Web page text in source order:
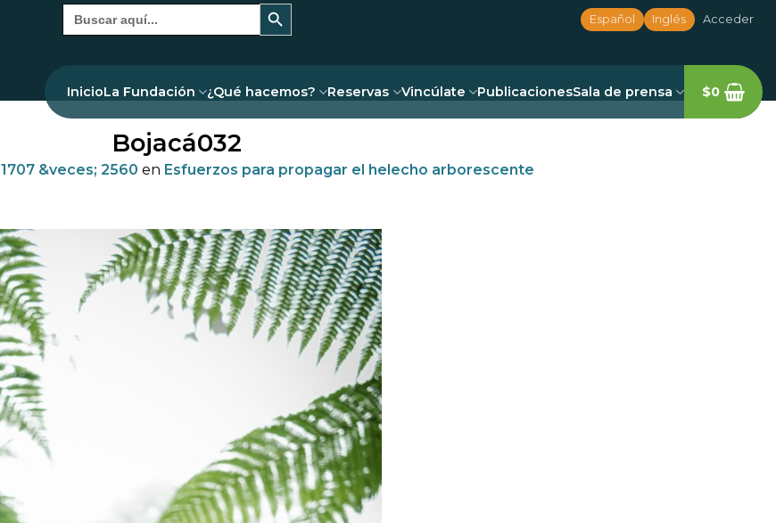
Buscar:
Español Inglés Acceder
InicioLa Fundación ¿Qué hacemos? Reservas Vincúlate PublicacionesSala de prensa $0
Bojacá032
1707 &veces; 2560 en Esfuerzos para propagar el helecho arborescente